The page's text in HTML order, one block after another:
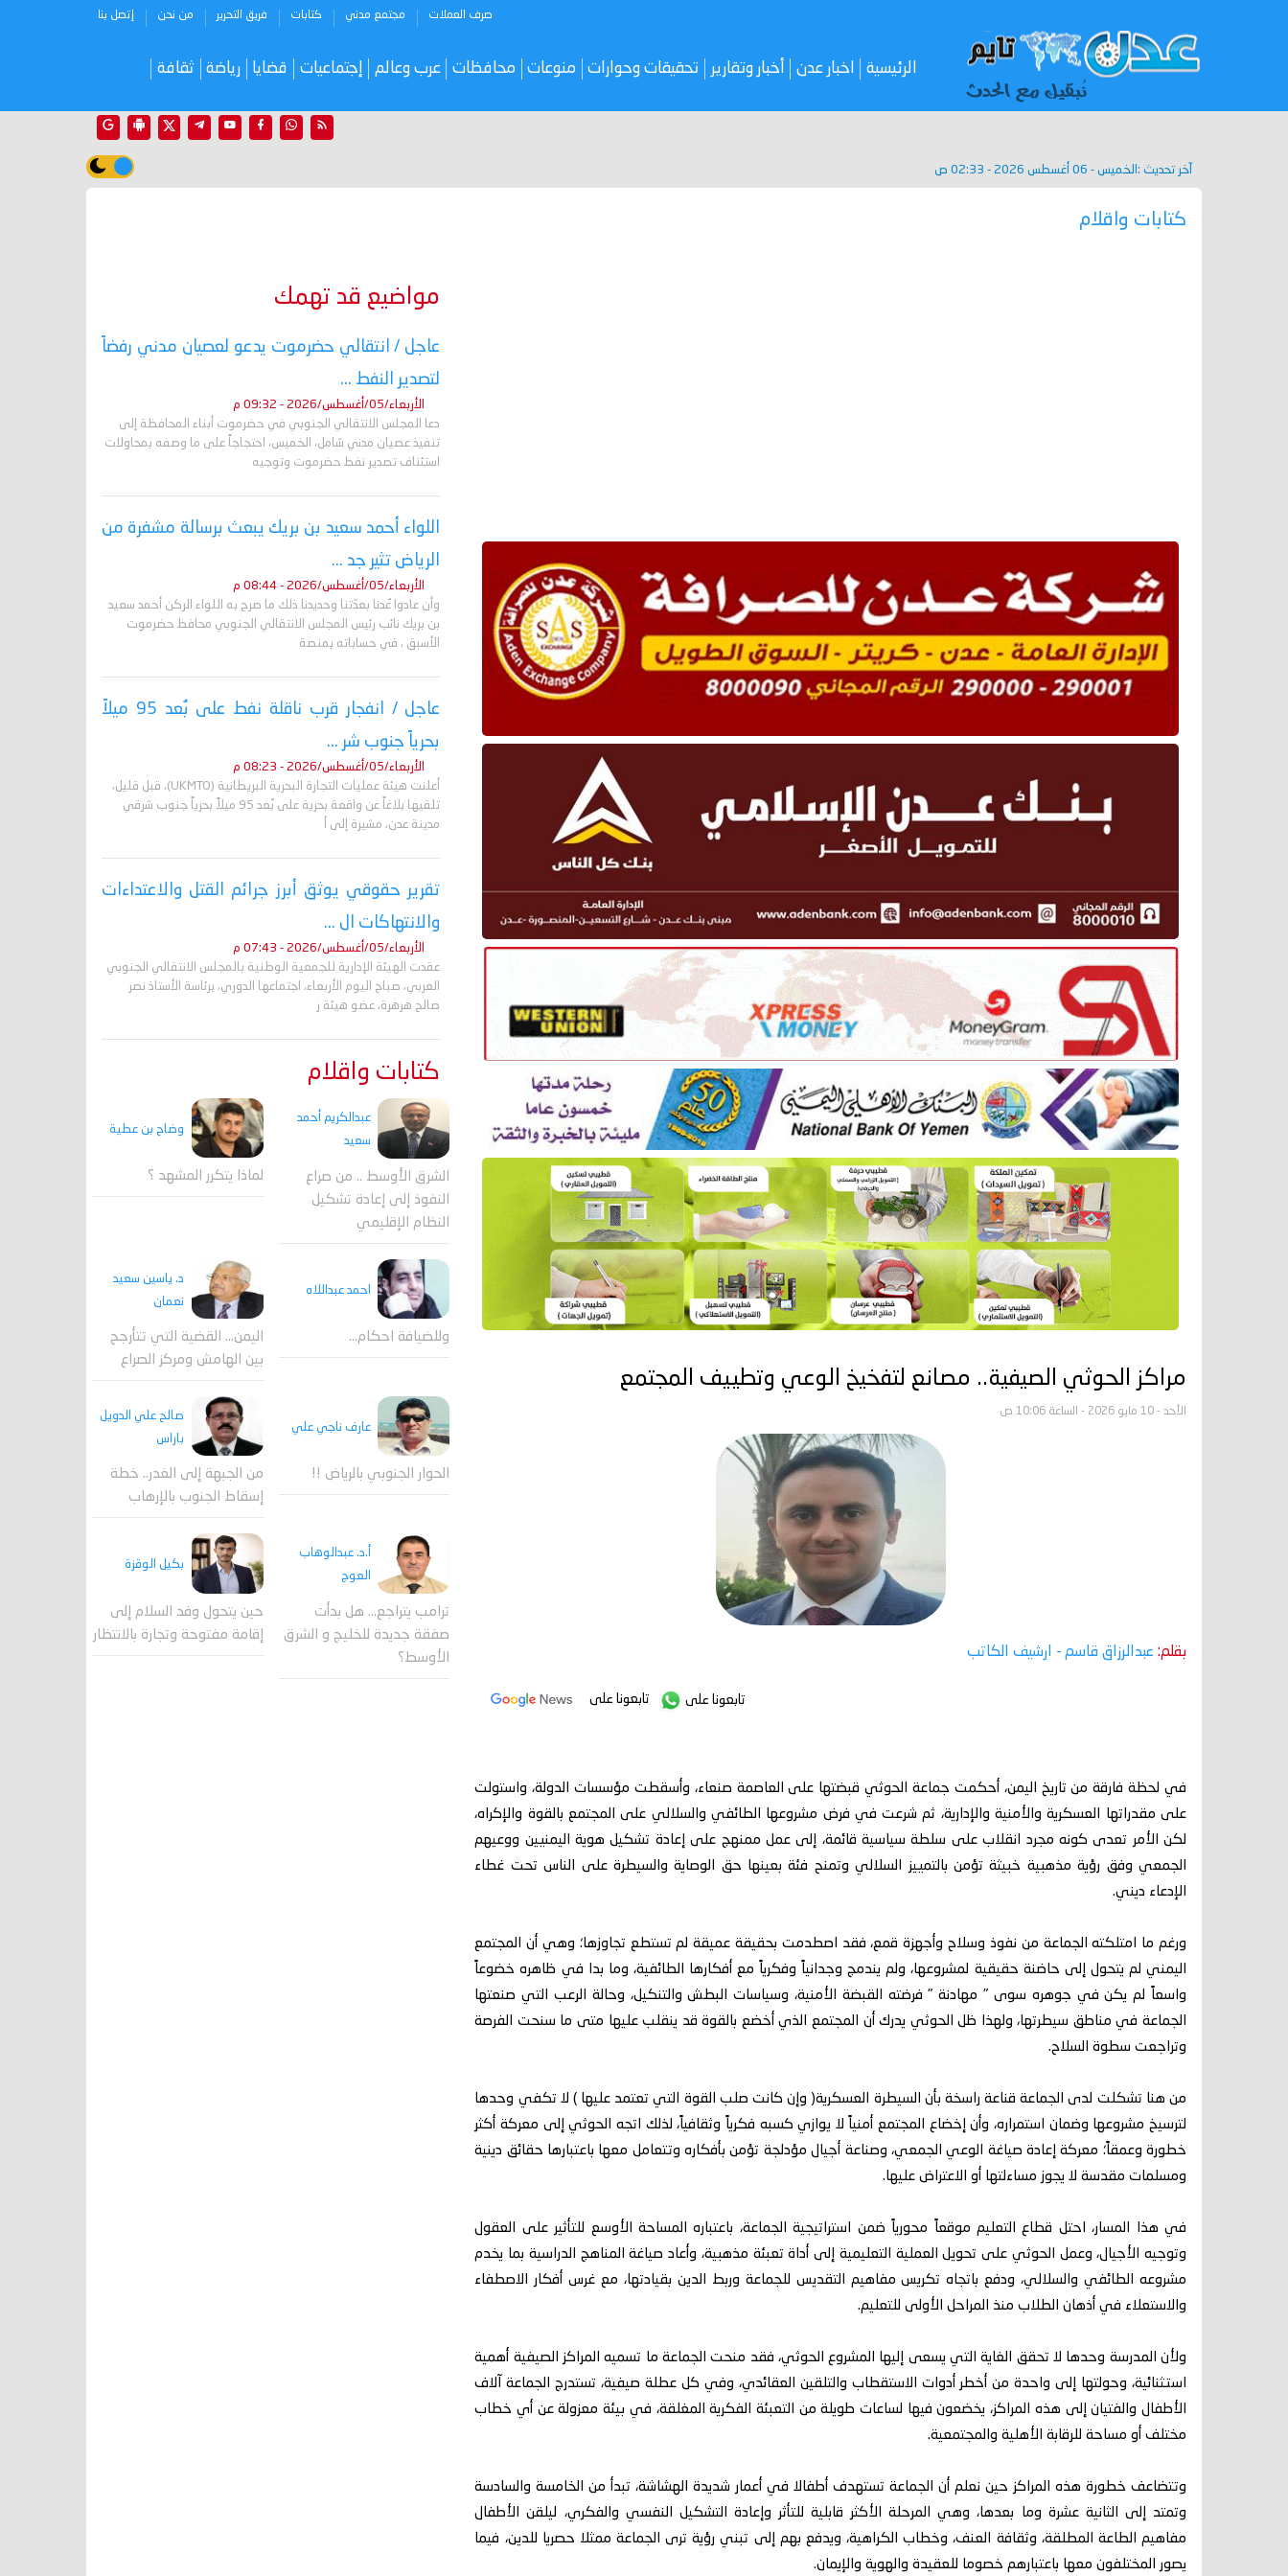
صرف العملات مجتمع مدني كتابات فريق التحرير من نحن إتصل بنا
الرئيسية اخبار عدن أخبار وتقارير تحقيقات وحوارات منوعات محافظات عرب وعالم إجتماعيات قضايا رياضة ثقافة
آخر تحديث : الخميس - 06 أغسطس 2026 - 02:33 ص
كتابات واقلام
مراكز الحوثي الصيفية.. مصانع لتفخيخ الوعي وتطييف المجتمع
الأحد - 10 مايو 2026 - الساعة 10:06 ص
بقلم: عبدالرزاق قاسم - ارشيف الكاتب
تابعونا على تابعونا على
في لحظة فارقة من تاريخ اليمن، أحكمت جماعة الحوثي قبضتها على العاصمة صنعاء، وأسقطت مؤسسات الدولة، واستولت
على مقدراتها العسكرية والأمنية والإدارية، ثم شرعت في فرض مشروعها الطائفي والسلالي على المجتمع بالقوة والإكراه،
لكن الأمر تعدى كونه مجرد انقلاب على سلطة سياسية قائمة، إلى عمل ممنهج على إعادة تشكيل هوية اليمنيين ووعيهم
الجمعي وفق رؤية مذهبية خبيثة تؤمن بالتمييز السلالي وتمنح فئة بعينها حق الوصاية والسيطرة على الناس تحت غطاء
الإدعاء ديني.
ورغم ما امتلكته الجماعة من نفوذ وسلاح وأجهزة قمع، فقد اصطدمت بحقيقة عميقة لم تستطع تجاوزها؛ وهي أن المجتمع
اليمني لم يتحول إلى حاضنة حقيقية لمشروعها، ولم يندمج وجدانياً وفكرياً مع أفكارها الطائفية، وما بدا في ظاهره خضوعاً
واسعاً لم يكن في جوهره سوى " مهادنة " فرضته القبضة الأمنية، وسياسات البطش والتنكيل، وحالة الرعب التي صنعتها
الجماعة في مناطق سيطرتها، ولهذا ظل الحوثي يدرك أن المجتمع الذي أخضع بالقوة قد ينقلب عليها متى ما سنحت الفرصة
وتراجعت سطوة السلاح.
من هنا تشكلت لدى الجماعة قناعة راسخة بأن السيطرة العسكرية( وإن كانت صلب القوة التي تعتمد عليها ) لا تكفي وحدها
لترسيخ مشروعها وضمان استمراره، وأن إخضاع المجتمع أمنياً لا يوازي كسبه فكرياً وثقافياً، لذلك اتجه الحوثي إلى معركة أكثر
خطورة وعمقاً؛ معركة إعادة صياغة الوعي الجمعي، وصناعة أجيال مؤدلجة تؤمن بأفكاره وتتعامل معها باعتبارها حقائق دينية
ومسلمات مقدسة لا يجوز مساءلتها أو الاعتراض عليها.
في هذا المسار، احتل قطاع التعليم موقعاً محورياً ضمن استراتيجية الجماعة، باعتباره المساحة الأوسع للتأثير على العقول
وتوجيه الأجيال، وعمل الحوثي على تحويل العملية التعليمية إلى أداة تعبئة مذهبية، وأعاد صياغة المناهج الدراسية بما يخدم
مشروعه الطائفي والسلالي، ودفع باتجاه تكريس مفاهيم التقديس للجماعة وربط الدين بقيادتها، مع غرس أفكار الاصطفاء
والاستعلاء في أذهان الطلاب منذ المراحل الأولى للتعليم.
ولأن المدرسة وحدها لا تحقق الغاية التي يسعى إليها المشروع الحوثي، فقد منحت الجماعة ما تسميه المراكز الصيفية أهمية
استثنائية، وحولتها إلى واحدة من أخطر أدوات الاستقطاب والتلقين العقائدي، وفي كل عطلة صيفية، تستدرج الجماعة آلاف
الأطفال والفتيان إلى هذه المراكز، يخضعون فيها لساعات طويلة من التعبئة الفكرية المغلقة، في بيئة معزولة عن أي خطاب
مختلف أو مساحة للرقابة الأهلية والمجتمعية.
وتتضاعف خطورة هذه المراكز حين نعلم أن الجماعة تستهدف أطفالا في أعمار شديدة الهشاشة، تبدأ من الخامسة والسادسة
وتمتد إلى الثانية عشرة وما بعدها، وهي المرحلة الأكثر قابلية للتأثر وإعادة التشكيل النفسي والفكري، ليلقن الأطفال
مفاهيم الطاعة المطلقة، وثقافة العنف، وخطاب الكراهية، ويدفع بهم إلى تبني رؤية ترى الجماعة ممثلا حصريا للدين، فيما
يصور المختلفون معها باعتبارهم خصوما للعقيدة والهوية والإيمان.
مواضيع قد تهمك
عاجل / انتقالي حضرموت يدعو لعصيان مدني رفضاً
لتصدير النفط ...
الأربعاء/05/أغسطس/2026 - 09:32 م
دعا المجلس الانتقالي الجنوبي في حضرموت أبناء المحافظة إلى
تنفيذ عصيان مدني شامل، الخميس، احتجاجاً على ما وصفه بمحاولات
استئناف تصدير نفط حضرموت وتوجيه
اللواء أحمد سعيد بن بريك يبعث برسالة مشفرة من
الرياض تثير جد ...
الأربعاء/05/أغسطس/2026 - 08:44 م
وأن عادوا عُدنا بعدّتنا وحديدنا ذلك ما صرح به اللواء الركن أحمد سعيد
بن بريك نائب رئيس المجلس الانتقالي الجنوبي محافظ حضرموت
الأسبق ، في حساباته بمنصة
عاجل / انفجار قرب ناقلة نفط على بُعد 95 ميلاً
بحرياً جنوب شر ...
الأربعاء/05/أغسطس/2026 - 08:23 م
أعلنت هيئة عمليات التجارة البحرية البريطانية (UKMTO)، قبل قليل،
تلقيها بلاغاً عن واقعة بحرية على بُعد 95 ميلاً بحرياً جنوب شرقي
مدينة عدن، مشيرة إلى أ
تقرير حقوقي يوثق أبرز جرائم القتل والاعتداءات
والانتهاكات ال ...
الأربعاء/05/أغسطس/2026 - 07:43 م
عقدت الهيئة الإدارية للجمعية الوطنية بالمجلس الانتقالي الجنوبي
العربي، صباح اليوم الأربعاء، اجتماعها الدوري، برئاسة الأستاذ نصر
صالح هرهرة، عضو هيئة ر
كتابات واقلام
عبدالكريم أحمد
سعيد
الشرق الأوسط .. من صراع
النفوذ إلى إعادة تشكيل
النظام الإقليمي
وضاح بن عطية
لماذا يتكرر المشهد ؟
احمد عبداللاه
وللضيافة احكام…
د. ياسين سعيد
نعمان
اليمن… القضية التي تتأرجح
بين الهامش ومركز الصراع
عارف ناجي علي
الحوار الجنوبي بالرياض !!
صالح علي الدويل
باراس
من الجبهة إلى الغدر.. خطة
إسقاط الجنوب بالإرهاب
أ.د. عبدالوهاب
العوج
ترامب يتراجع... هل بدأت
صفقة جديدة للخليج و الشرق
الأوسط؟
بكيل الوقزة
حين يتحول وفد السلام إلى
إقامة مفتوحة وتجارة بالانتظار